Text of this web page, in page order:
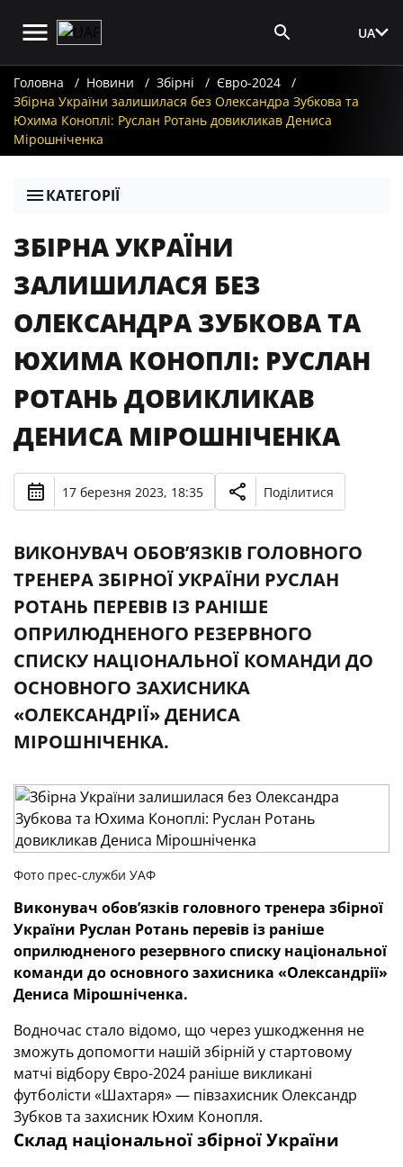
UA
Головна Новини Збірні
Євро-2024
Збірна України залишилася без Олександра Зубкова та
Юхима Коноплі: Руслан Ротань довикликав Дениса
Мірошніченка
КАТЕГОРІЇ
ЗБІРНА УКРАЇНИ
ЗАЛИШИЛАСЯ БЕЗ
ОЛЕКСАНДРА ЗУБКОВА ТА
ЮХИМА КОНОПЛІ: РУСЛАН
РОТАНЬ ДОВИКЛИКАВ
ДЕНИСА МІРОШНІЧЕНКА
17 березня 2023, 18:35 Поділитися
ВИКОНУВАЧ ОБОВ’ЯЗКІВ ГОЛОВНОГО
ТРЕНЕРА ЗБІРНОЇ УКРАЇНИ РУСЛАН
РОТАНЬ ПЕРЕВІВ ІЗ РАНІШЕ
ОПРИЛЮДНЕНОГО РЕЗЕРВНОГО
СПИСКУ НАЦІОНАЛЬНОЇ КОМАНДИ ДО
ОСНОВНОГО ЗАХИСНИКА
«ОЛЕКСАНДРІЇ» ДЕНИСА
МІРОШНІЧЕНКА.
Фото прес-служби УАФ
Виконувач обов’язків головного тренера збірної
України Руслан Ротань перевів із раніше
оприлюдненого резервного списку національної
команди до основного захисника «Олександрії»
Дениса Мірошніченка.
Водночас стало відомо, що через ушкодження не
зможуть допомогти нашій збірній у стартовому
матчі відбору Євро-2024 раніше викликані
футболісти «Шахтаря» — півзахисник Олександр
Зубков та захисник Юхим Конопля.
Склад національної збірної України